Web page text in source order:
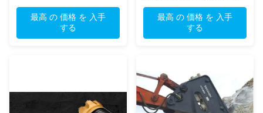
最高 の 価格 を 入手
する
dthのハンマーの訓練
最高 の 価格 を 入手
する